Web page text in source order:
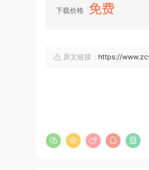
下载价格 免费
原文链接： https://